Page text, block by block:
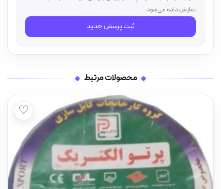
نمایش داده می‌شود.
ثبت پرسش جدید
محصولات مرتبط
♡